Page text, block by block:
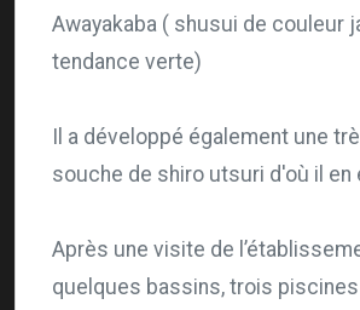
Awayakaba ( shusui de couleur
tendance verte)
Il a développé également une
souche de shiro utsuri d'où il en
Après une visite de
quelques bassins, trois piscines